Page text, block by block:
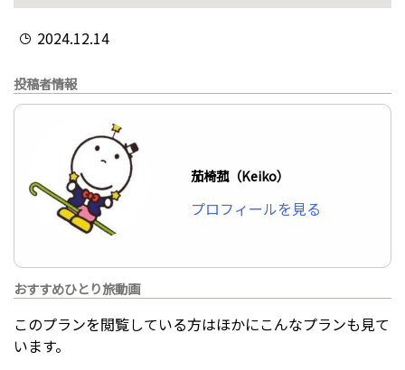
2024.12.14
投稿者情報
茄椅菰（Keiko）
プロフィールを見る
おすすめひとり旅動画
このプランを閲覧している方はほかにこんなプランも見て
います。